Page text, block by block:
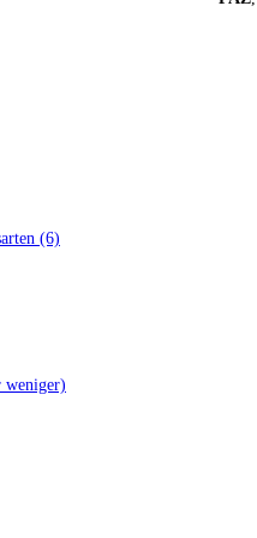
(6)
weniger)